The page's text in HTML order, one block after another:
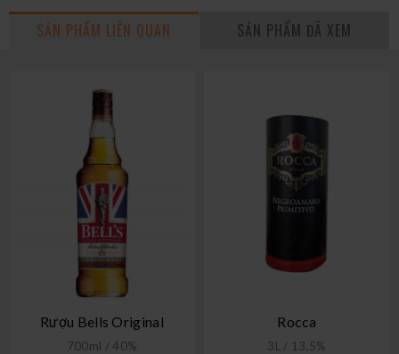
SẢN PHẨM LIÊN QUAN SẢN PHẨM ĐÃ XEM
Rượu Bells Original
700ml / 40%
Rocca
3L / 13,5%